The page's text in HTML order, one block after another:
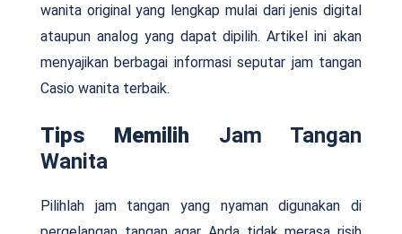
wanita original yang lengkap mulai dari jenis digital
ataupun analog yang dapat dipilih. Artikel ini akan
menyajikan berbagai informasi seputar jam tangan
Casio wanita terbaik.
Tips Memilih Jam Tangan
Wanita
Pilihlah jam tangan yang nyaman digunakan di